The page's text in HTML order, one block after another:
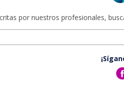
por nuestros profesionales,